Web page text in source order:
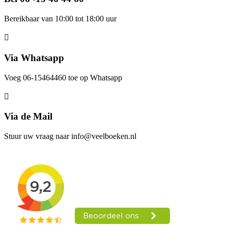
Bereikbaar van 10:00 tot 18:00 uur
Via Whatsapp
Voeg 06-15464460 toe op Whatsapp
Via de Mail
Stuur uw vraag naar info@veelboeken.nl